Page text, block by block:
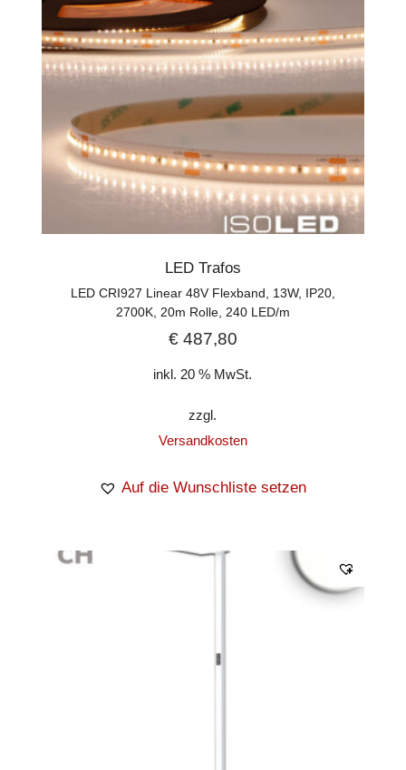
LED Trafos
LED CRI927 Linear 48V Flexband, 13W, IP20,
2700K, 20m Rolle, 240 LED/m
€487,80
inkl. 20 % MwSt.
zzgl.
Versandkosten
Auf die Wunschliste setzen